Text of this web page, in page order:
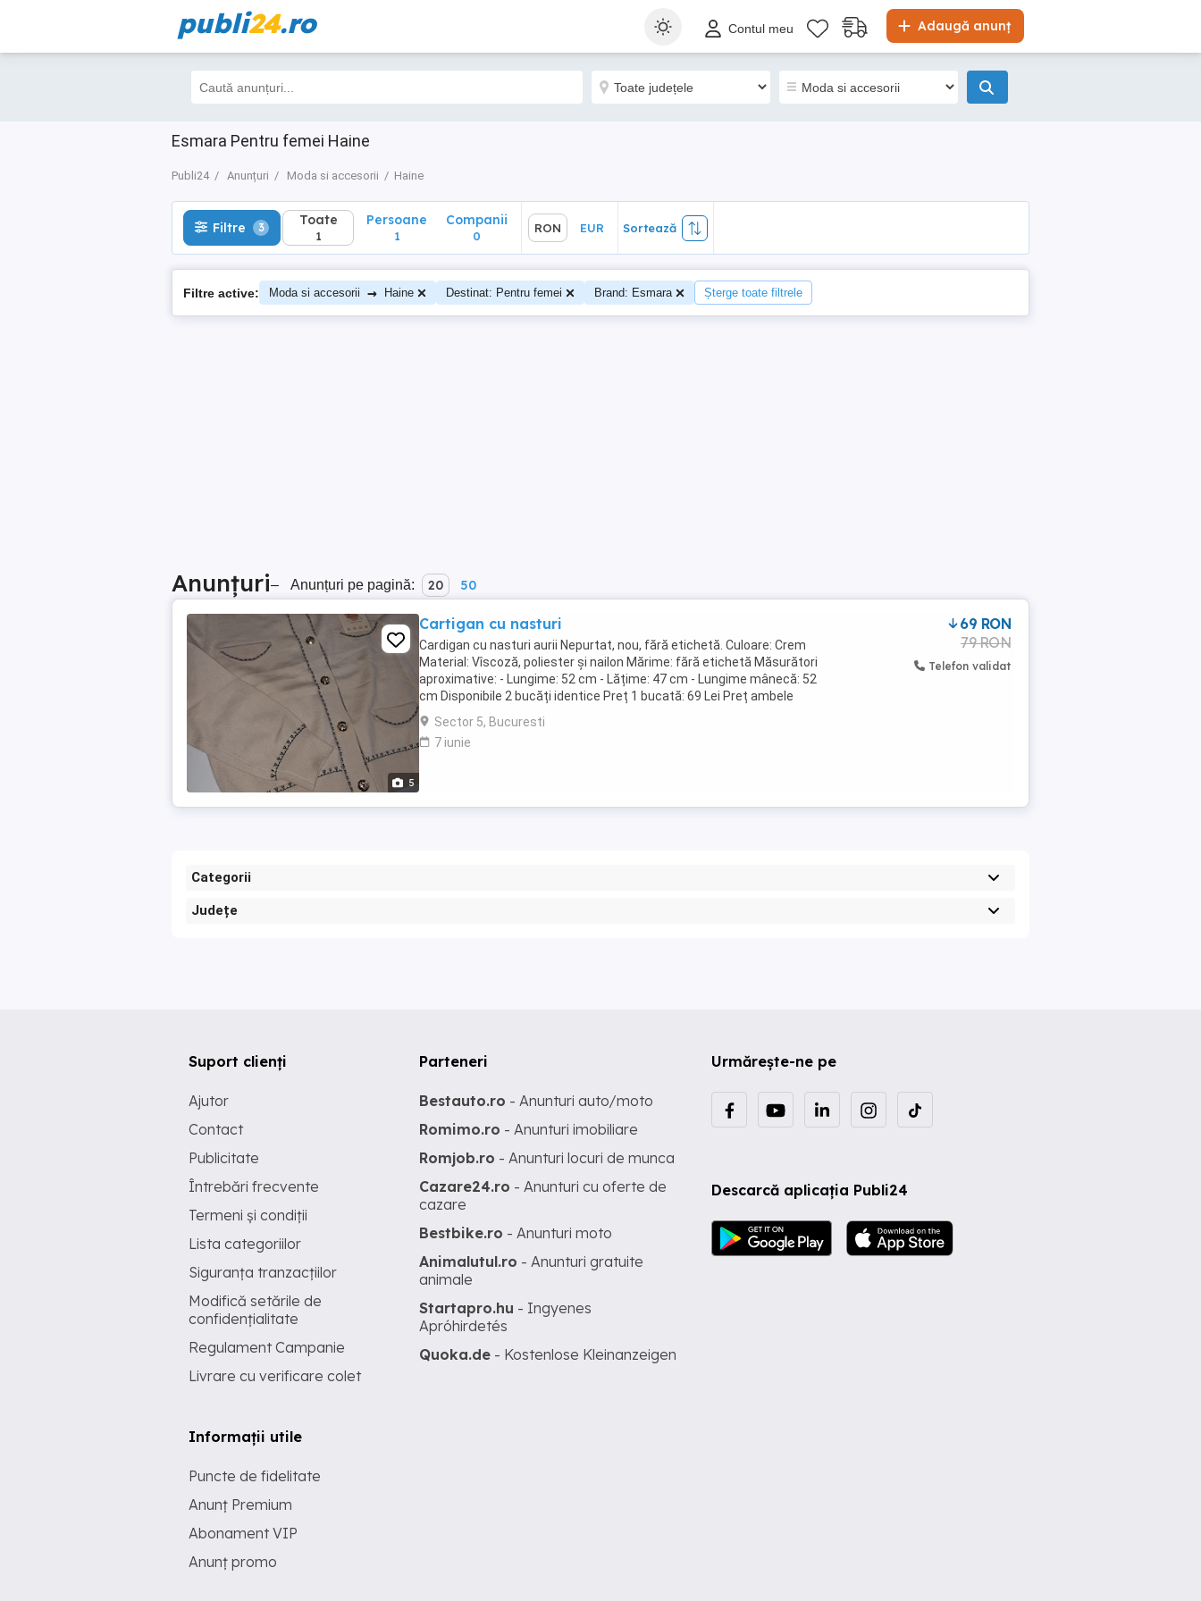
publi24.ro Adaugă anunț
Contul meu
Esmara Pentru femei Haine
Publi24 Anunțuri Moda si accesorii Haine
Filtre 3 Toate
1
Sortează
Filtre 3 Toate
1
Persoane
1
Companii
0
RON EUR Sortează
Filtre active: Moda si accesorii → Haine Destinat: Pentru femei Brand: Esmara Șterge toate filtrele
Anunțuri– Anunțuri pe pagină: 20 50
5
Cartigan cu nasturi
Cardigan cu nasturi aurii Nepurtat, nou, fără etichetă. Culoare: Crem
Material: Vîscoză, poliester și nailon Mărime: fără etichetă Măsurători
aproximative: - Lungime: 52 cm - Lățime: 47 cm - Lungime mânecă: 52
cm Disponibile 2 bucăți identice Preț 1 bucată: 69 Lei Preț ambele
bucăți: 129 Lei
Sector 5, Bucuresti
7 iunie
69 RON
79 RON
Telefon validat
Categorii
Județe
Urmărește-ne pe
Descarcă aplicația Publi24
Suport clienți
Ajutor
Contact
Publicitate
Întrebări frecvente
Termeni și condiții
Lista categoriilor
Siguranța tranzacțiilor
Modifică setările de
confidențialitate
Regulament Campanie
Livrare cu verificare colet
Informații utile
Puncte de fidelitate
Anunț Premium
Abonament VIP
Anunț promo
Parteneri
Bestauto.ro - Anunturi auto/moto
Romimo.ro - Anunturi imobiliare
Romjob.ro - Anunturi locuri de munca
Cazare24.ro - Anunturi cu oferte de
cazare
Bestbike.ro - Anunturi moto
Animalutul.ro - Anunturi gratuite
animale
Startapro.hu - Ingyenes
Apróhirdetés
Quoka.de - Kostenlose Kleinanzeigen